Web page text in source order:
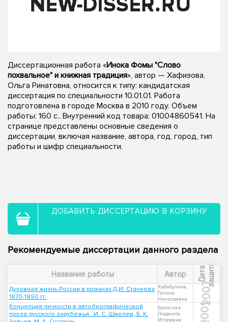
Диссертационная работа «Инока Фомы "Слово
похвальное" и книжная традиция», автор — Хафизова,
Ольга Ринатовна, относится к типу: кандидатская
диссертация по специальности 10.01.01. Работа
подготовлена в городе Москва в 2010 году. Объем
работы: 160 с.. Внутренний код товара: 01004860541. На
странице представлены основные сведения о
диссертации, включая название, автора, год, город, тип
работы и шифр специальности.
ДОБАВИТЬ ДИССЕРТАЦИЮ В КОРЗИНУ
Рекомендуемые диссертации данного раздела
Название работы Автор Д
а
т
а
з
а
щ
и
т ы
Духовная жизнь России в романах Д.И. Стахеева
1870-1890 гг.
Хабибулина,
Галина
Николаевна
2007
Концепция личности в автобиографической
прозе русского зарубежья : И. С. Шмелев, Б. К.
Бронская,
Людмила
Игоревна
2001